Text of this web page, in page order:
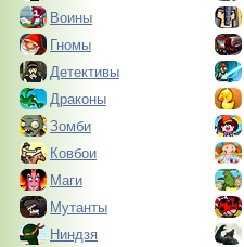
Воины
Гномы
Детективы
Драконы
Зомби
Ковбои
Маги
Мутанты
Ниндзя